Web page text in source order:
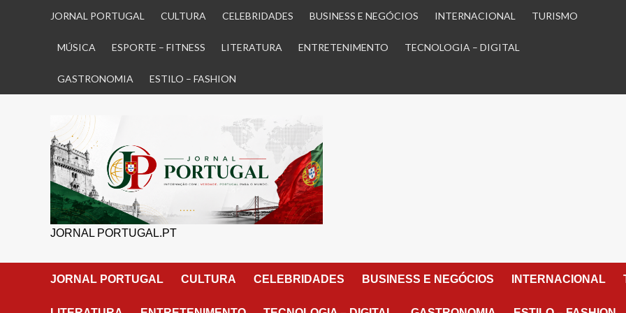
JORNAL PORTUGAL CULTURA CELEBRIDADES BUSINESS E NEGÓCIOS INTERNACIONAL TURISMO
MÚSICA ESPORTE – FITNESS LITERATURA ENTRETENIMENTO TECNOLOGIA – DIGITAL
GASTRONOMIA ESTILO – FASHION
JORNAL PORTUGAL.PT
JORNAL PORTUGAL CULTURA CELEBRIDADES BUSINESS E NEGÓCIOS INTERNACIONAL